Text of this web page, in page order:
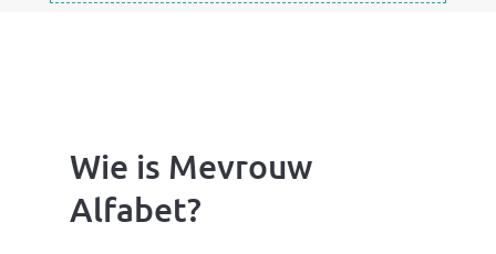
Wie is Mevrouw
Alfabet?